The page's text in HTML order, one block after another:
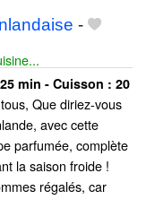
-
25 min - Cuisson : 20
Que diriez-vous
avec cette
parfumée, complète
la saison froide !
régalés, car